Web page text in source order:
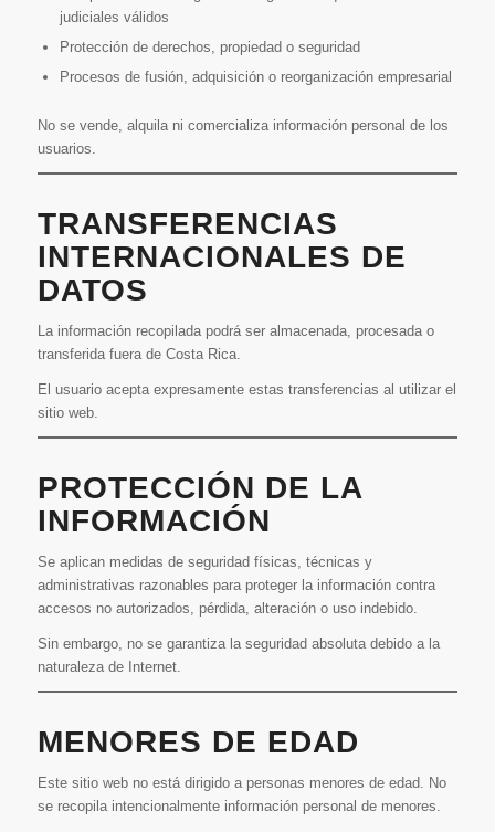
judiciales válidos
Protección de derechos, propiedad o seguridad
Procesos de fusión, adquisición o reorganización empresarial
No se vende, alquila ni comercializa información personal de los
usuarios.
TRANSFERENCIAS
INTERNACIONALES DE
DATOS
La información recopilada podrá ser almacenada, procesada o
transferida fuera de Costa Rica.
El usuario acepta expresamente estas transferencias al utilizar el
sitio web.
PROTECCIÓN DE LA
INFORMACIÓN
Se aplican medidas de seguridad físicas, técnicas y
administrativas razonables para proteger la información contra
accesos no autorizados, pérdida, alteración o uso indebido.
Sin embargo, no se garantiza la seguridad absoluta debido a la
naturaleza de Internet.
MENORES DE EDAD
Este sitio web no está dirigido a personas menores de edad. No
se recopila intencionalmente información personal de menores.